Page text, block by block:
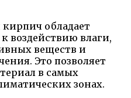
обладает
воздействию влаги,
веществ и
Это позволяет
в самых
зонах.